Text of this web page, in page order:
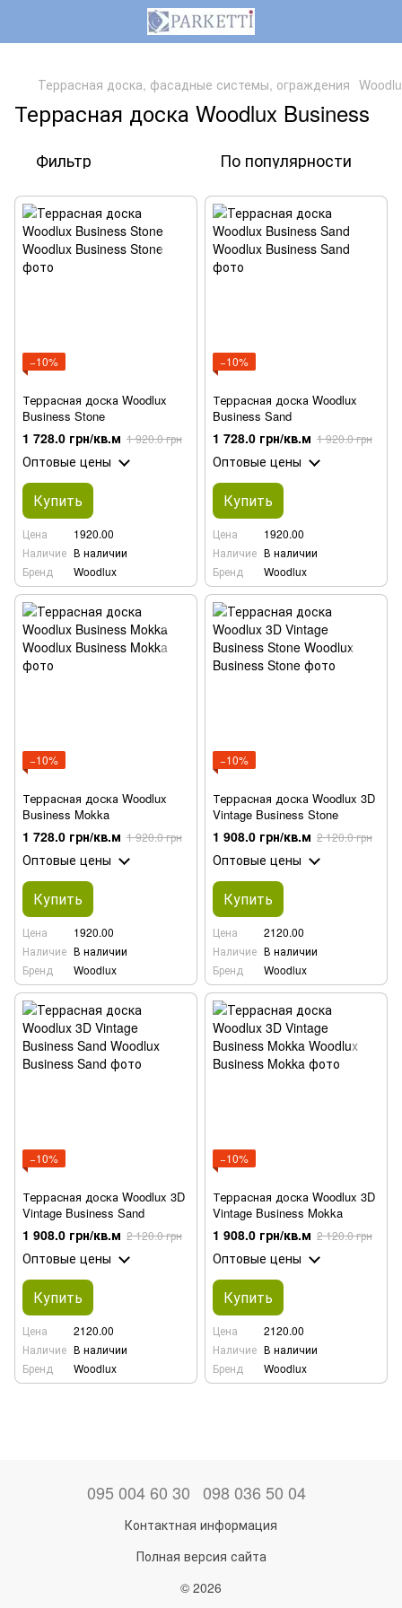
Террасная доска, фасадные системы, ограждения
Террасная доска Woodlux Business
Фильтр По популярности
−10%
Террасная доска Woodlux
Business Stone
1 728.0 грн/кв.м 1 920.0 грн
Оптовые цены
Купить
Цена
1920.00
Наличие В наличии
Бренд
Woodlux
−10%
Террасная доска Woodlux
Business Sand
1 728.0 грн/кв.м 1 920.0 грн
Оптовые цены
Купить
Цена
1920.00
Наличие В наличии
Бренд
Woodlux
−10%
Террасная доска Woodlux
Business Mokka
1 728.0 грн/кв.м 1 920.0 грн
Оптовые цены
Купить
Цена
1920.00
Наличие В наличии
Бренд
Woodlux
−10%
Террасная доска Woodlux 3D
Vintage Business Stone
1 908.0 грн/кв.м 2 120.0 грн
Оптовые цены
Купить
Цена
2120.00
Наличие В наличии
Бренд
Woodlux
−10%
Террасная доска Woodlux 3D
Vintage Business Sand
1 908.0 грн/кв.м 2 120.0 грн
Оптовые цены
Купить
Цена
2120.00
Наличие В наличии
Бренд
Woodlux
−10%
Террасная доска Woodlux 3D
Vintage Business Mokka
1 908.0 грн/кв.м 2 120.0 грн
Оптовые цены
Купить
Цена
2120.00
Наличие В наличии
Бренд
Woodlux
095 004 60 30 098 036 50 04
Контактная информация
Полная версия сайта
© 2026